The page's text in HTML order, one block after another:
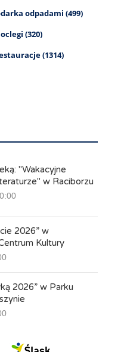
odpadami (499)
(320)
(1314)
"Wakacyjne
w Raciborzu
2026” w
Kultury
2026” w Parku